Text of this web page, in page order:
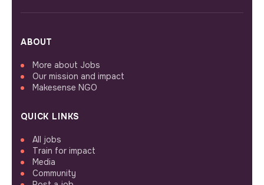
ABOUT
More about Jobs
Our mission and impact
Makesense NGO
QUICK LINKS
All jobs
Train for impact
Media
Community